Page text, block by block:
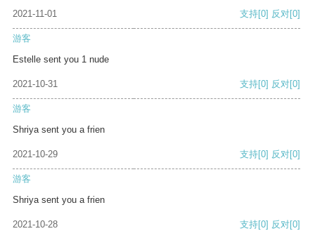
2021-11-01 支持[0] 反对[0]
游客
Estelle sent you 1 nude
2021-10-31 支持[0] 反对[0]
游客
Shriya sent you a frien
2021-10-29 支持[0] 反对[0]
游客
Shriya sent you a frien
2021-10-28 支持[0] 反对[0]